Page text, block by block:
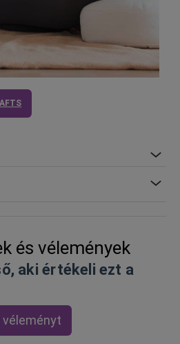
és vélemények
aki értékeli ezt a
véleményt